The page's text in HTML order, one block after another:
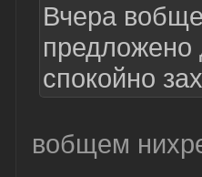
Вчера
предложено
спокойно
вобщем